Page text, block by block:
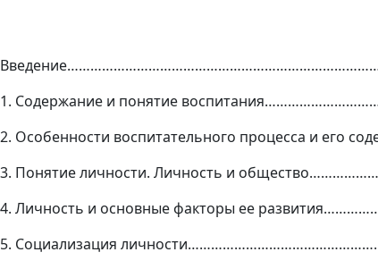
1. Содержание и понятие
2. Особенности воспитательного процесса и его
3. Понятие личности. Личность и
4. Личность и основные факторы ее
5. Социализация